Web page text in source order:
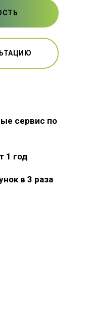
сервис по
1 год
в 3 раза